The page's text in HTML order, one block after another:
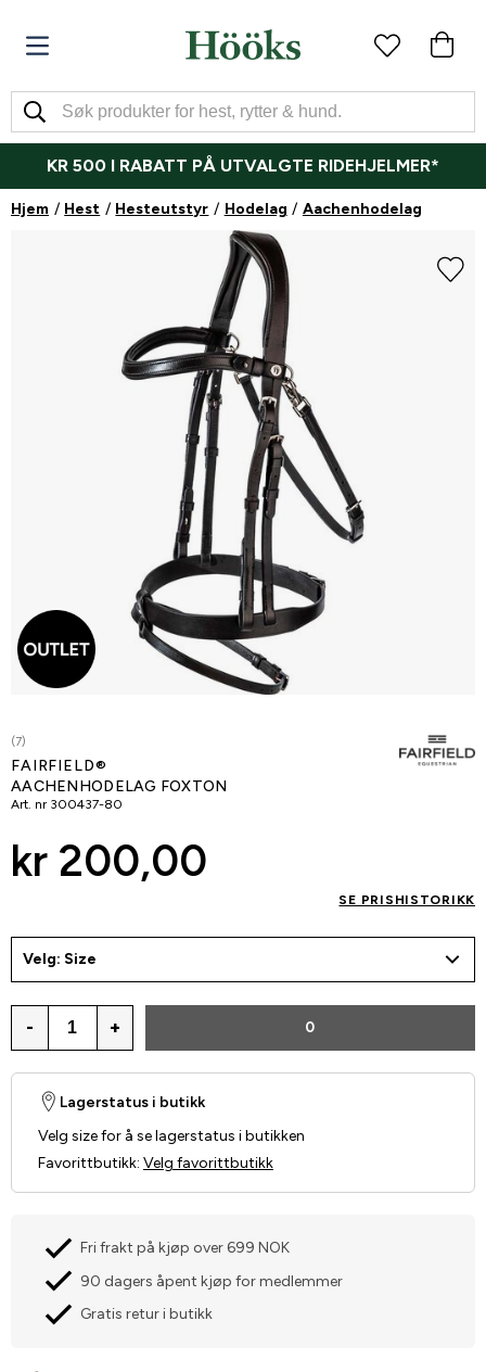
KR 500 I RABATT PÅ UTVALGTE RIDEHJELMER*
Hjem Hest Hesteutstyr Hodelag Aachenhodelag
(7)
FAIRFIELD®
AACHENHODELAG FOXTON
Art. nr 300437-80
kr 200,00
SE PRISHISTORIKK
Velg: Size
- + 0
Lagerstatus i butikk
Velg size for å se lagerstatus i butikken
Favorittbutikk: Velg favorittbutikk
Fri frakt på kjøp over 699 NOK
90 dagers åpent kjøp for medlemmer
Gratis retur i butikk